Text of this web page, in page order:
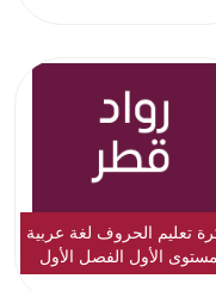
تعليم الحروف لغة عربية
الأول الفصل الأول